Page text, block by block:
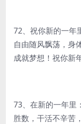
72、祝你新的一年
自由随风飘荡，身
成就梦想！祝你新
73、在新的一年里
胜数，干活不辛苦